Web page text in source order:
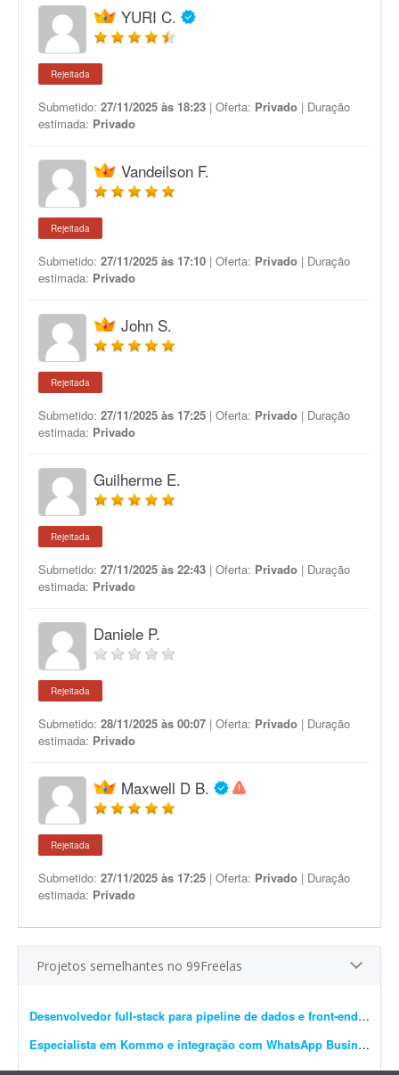
YURI C.
Rejeitada
Submetido: 27/11/2025 às 18:23 | Oferta: Privado | Duração
estimada: Privado
Vandeilson F.
Rejeitada
Submetido: 27/11/2025 às 17:10 | Oferta: Privado | Duração
estimada: Privado
John S.
Rejeitada
Submetido: 27/11/2025 às 17:25 | Oferta: Privado | Duração
estimada: Privado
Guilherme E.
Rejeitada
Submetido: 27/11/2025 às 22:43 | Oferta: Privado | Duração
estimada: Privado
Daniele P.
Rejeitada
Submetido: 28/11/2025 às 00:07 | Oferta: Privado | Duração
estimada: Privado
Maxwell D B.
Rejeitada
Submetido: 27/11/2025 às 17:25 | Oferta: Privado | Duração
estimada: Privado
Projetos semelhantes no 99Freelas
Desenvolvedor full-stack para pipeline de dados e front-end em GCP
Especialista em Kommo e integração com WhatsApp Business